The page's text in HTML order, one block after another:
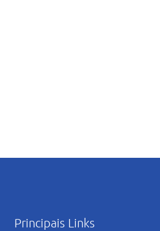
Principais Links